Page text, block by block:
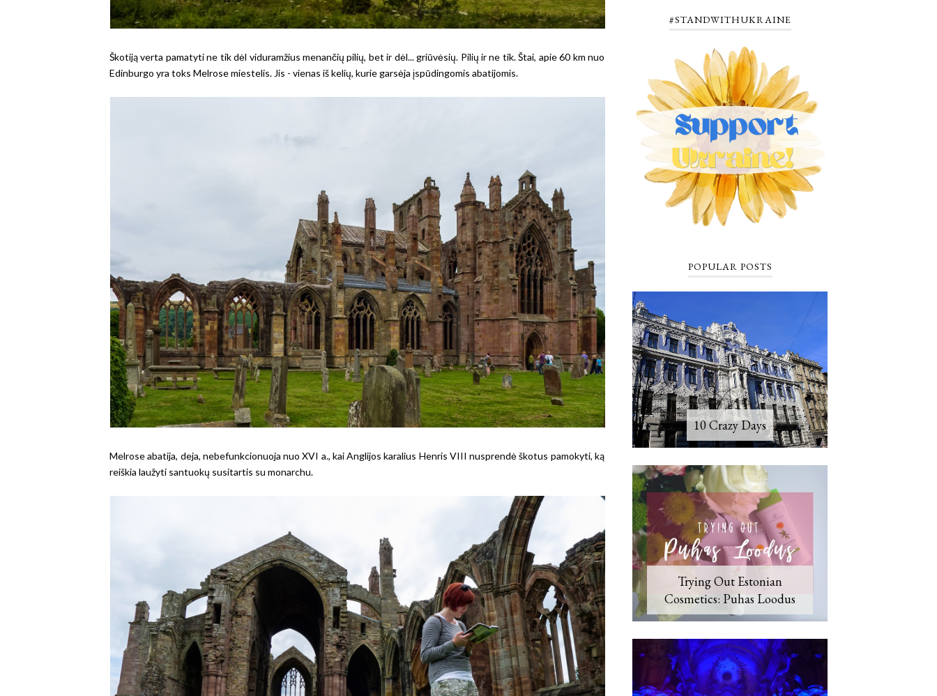
Škotiją verta pamatyti ne tik dėl viduramžius menančių pilių, bet ir dėl... griūvėsių. Pilių ir ne tik. Štai, apie 60 km nuo
Edinburgo yra toks Melrose miestelis. Jis - vienas iš kelių, kurie garsėja įspūdingomis abatijomis.
Melrose abatija, deja, nebefunkcionuoja nuo XVI a., kai Anglijos karalius Henris VIII nusprendė škotus pamokyti, ką
reiškia laužyti santuokų susitartis su monarchu.
#STANDWITHUKRAINE
POPULAR POSTS
10 Crazy Days
Trying Out Estonian
Cosmetics: Puhas Loodus